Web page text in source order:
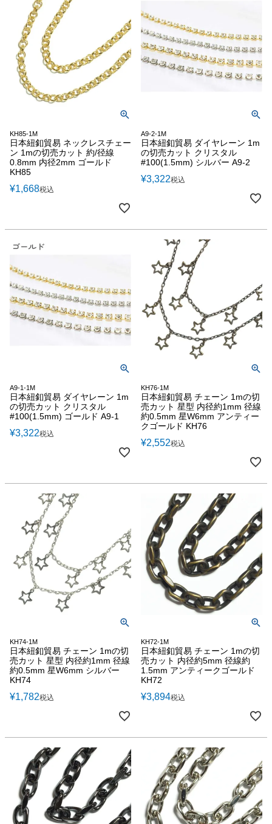
KH85-1M
日本紐釦貿易 ネックレスチェー
ン 1mの切売カット 約/径線
0.8mm 内径2mm ゴールド
KH85
¥1,668税込
A9-2-1M
日本紐釦貿易 ダイヤレーン 1m
の切売カット クリスタル
#100(1.5mm) シルバー A9-2
¥3,322税込
A9-1-1M
日本紐釦貿易 ダイヤレーン 1m
の切売カット クリスタル
#100(1.5mm) ゴールド A9-1
¥3,322税込
KH76-1M
日本紐釦貿易 チェーン 1mの切
売カット 星型 内径約1mm 径線
約0.5mm 星W6mm アンティー
クゴールド KH76
¥2,552税込
KH74-1M
日本紐釦貿易 チェーン 1mの切
売カット 星型 内径約1mm 径線
約0.5mm 星W6mm シルバー
KH74
¥1,782税込
KH72-1M
日本紐釦貿易 チェーン 1mの切
売カット 内径約5mm 径線約
1.5mm アンティークゴールド
KH72
¥3,894税込